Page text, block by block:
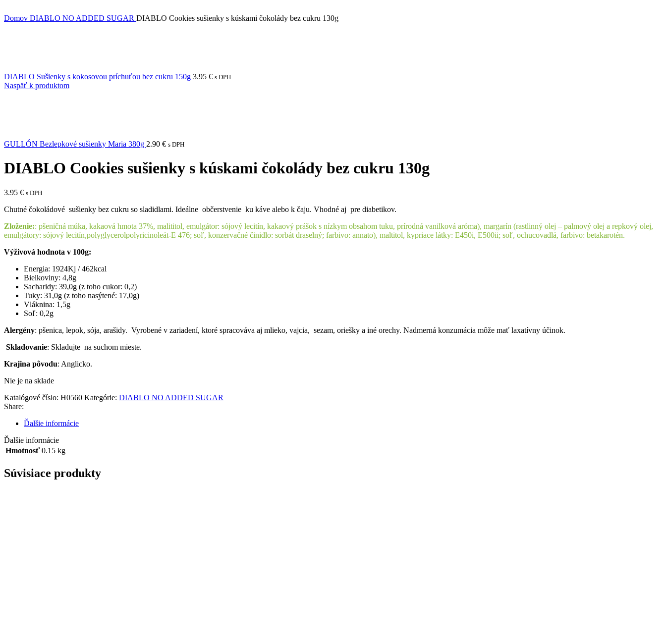
Domov DIABLO NO ADDED SUGAR DIABLO Cookies sušienky s kúskami čokolády bez cukru 130g
DIABLO Sušienky s kokosovou príchuťou bez cukru 150g 3.95 € s DPH
Naspäť k produktom
GULLÓN Bezlepkové sušienky Maria 380g 2.90 € s DPH
DIABLO Cookies sušienky s kúskami čokolády bez cukru 130g
3.95 € s DPH
Chutné čokoládové sušienky bez cukru so sladidlami. Ideálne občerstvenie ku káve alebo k čaju. Vhodné aj pre diabetikov.
Zloženie:: pšeničná múka, kakaová hmota 37%, malititol, emulgátor: sójový lecitín, kakaový prášok s nízkym obsahom tuku, prírodná vanilková aróma), margarín (rastlinný olej – palmový olej a repkový olej,
emulgátory: sójový lecitín,polyglycerolpolyricinoleát-E 476; soľ, konzervačné činidlo: sorbát draselný; farbivo: annato), maltitol, kypriace látky: E450i, E500ii; soľ, ochucovadlá, farbivo: betakarotén.
Výživová hodnota v 100g:
Energia: 1924Kj / 462kcal
Bielkoviny: 4,8g
Sacharidy: 39,0g (z toho cukor: 0,2)
Tuky: 31,0g (z toho nasýtené: 17,0g)
Vláknina: 1,5g
Soľ: 0,2g
Alergény: pšenica, lepok, sója, arašidy. Vyrobené v zariadení, ktoré spracováva aj mlieko, vajcia, sezam, oriešky a iné orechy. Nadmerná konzumácia môže mať laxatívny účinok.
Skladovanie: Skladujte na suchom mieste.
Krajina pôvodu: Anglicko.
Nie je na sklade
Katalógové číslo: H0560 Kategórie: DIABLO NO ADDED SUGAR
Share:
Ďalšie informácie
Ďalšie informácie
Hmotnosť 0.15 kg
Súvisiace produkty